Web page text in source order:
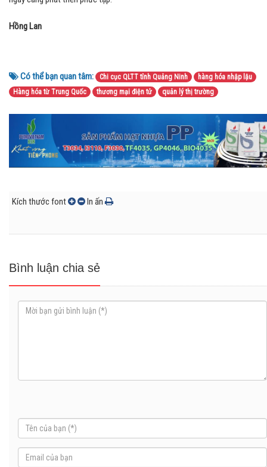
Hồng Lan
Có thể bạn quan tâm: Chi cục QLTT tỉnh Quảng Ninh
hàng hóa nhập lậu
Hàng hóa từ Trung Quốc
thương mại điện tử quản lý thị trường
Kích thước font In ấn
Bình luận chia sẻ